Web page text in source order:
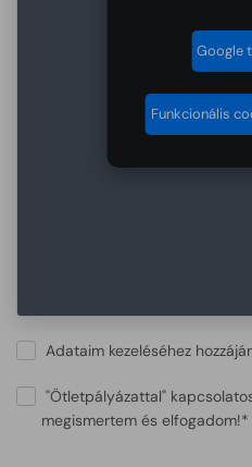
Google
Funkcionális
Adataim kezeléséhez
"Ötletpályázattal"
megismertem és elfogadom!*